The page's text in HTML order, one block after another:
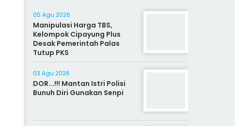
05 Agu 2026
Manipulasi Harga TBS,
Kelompok Cipayung Plus
Desak Pemerintah Palas
Tutup PKS
03 Agu 2026
DOR...!!! Mantan Istri Polisi
Bunuh Diri Gunakan Senpi